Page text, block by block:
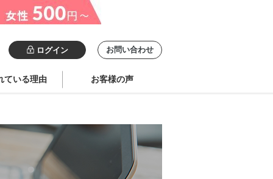
ログイン お問い合わせ
ている理由 お客様の声